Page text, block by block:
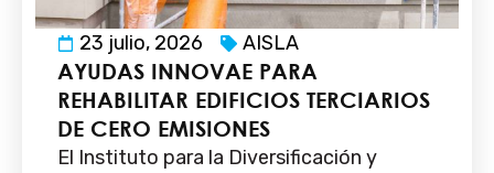
23 julio, 2026 AISLA
AYUDAS INNOVAE PARA
REHABILITAR EDIFICIOS TERCIARIOS
DE CERO EMISIONES
El Instituto para la Diversificación y